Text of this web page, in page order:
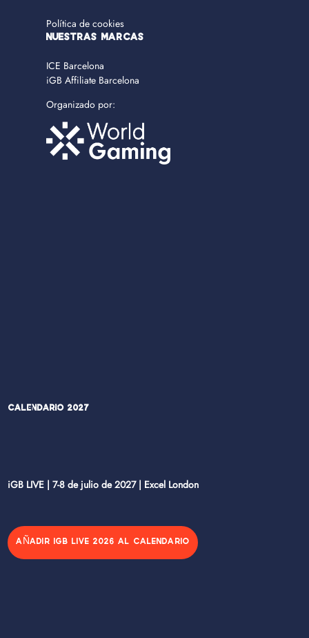
Política de cookies
NUESTRAS MARCAS
ICE Barcelona
iGB Affiliate Barcelona
Organizado por:
Calendario 2027
iGB LIVE | 7-8 de julio de 2027 | Excel London
AÑADIR IGB LIVE 2026 AL CALENDARIO